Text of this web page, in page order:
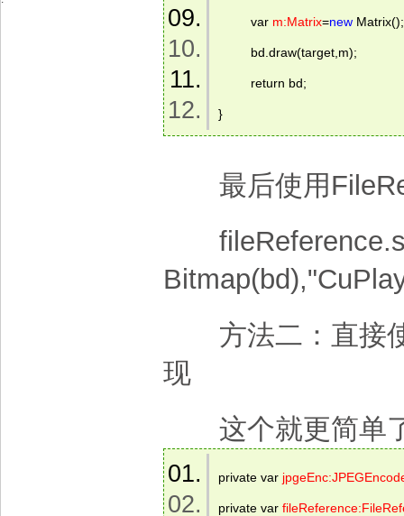
var m:Matrix=new
bd.draw(target,m);
return bd;
}
最后使用
方法二：直接使
现
这个就更简单
private var
private var